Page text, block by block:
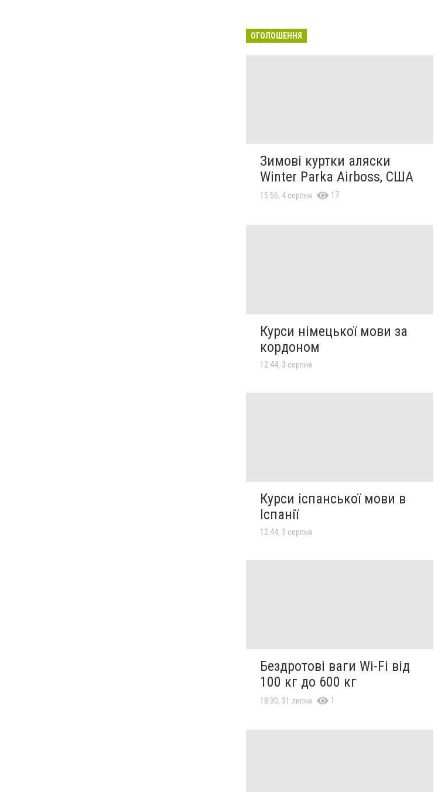
ОГОЛОШЕННЯ
Зимові куртки аляски
Winter Parka Airboss, США
15:56, 4 серпня 17
Курси німецької мови за
кордоном
12:44, 3 серпня
Курси іспанської мови в
Іспанії
12:44, 3 серпня
Бездротові ваги Wi-Fi від
100 кг до 600 кг
18:30, 31 липня 1